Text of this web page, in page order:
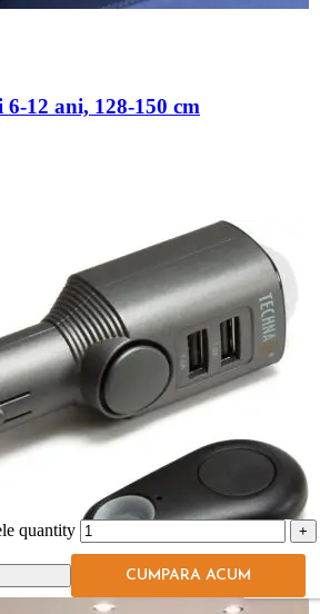
quantity
CUMPARA ACUM
12 ani, 128-150 cm